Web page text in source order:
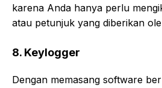
karena Anda hanya perlu
atau petunjuk yang diberikan
8. Keylogger
Dengan memasang software